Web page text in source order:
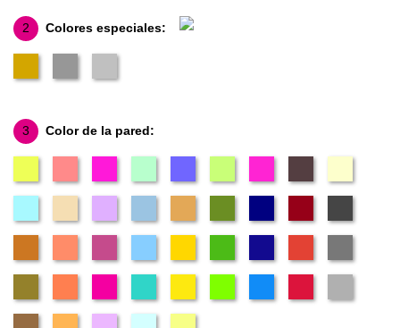
2 Colores especiales:
3 Color de la pared: